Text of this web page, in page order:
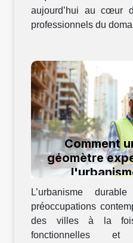
aujourd’hui au cœur
professionnels du
Comment
géomètre
L’urbanisme
préoccupations
des villes à la
fonctionnelles et